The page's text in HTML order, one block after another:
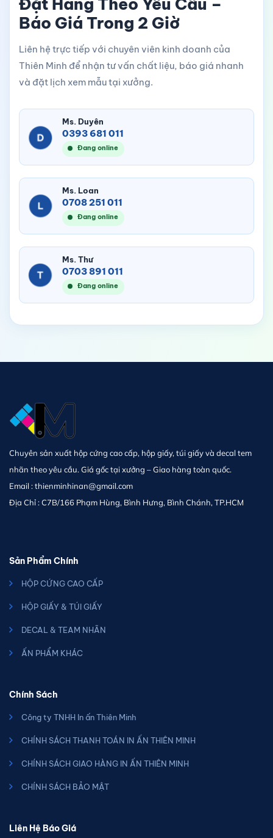
Đặt Hàng Theo Yêu Cầu –
Báo Giá Trong 2 Giờ
Liên hệ trực tiếp với chuyên viên kinh doanh của
Thiên Minh để nhận tư vấn chất liệu, báo giá nhanh
và đặt lịch xem mẫu tại xưởng.
Ms. Duyên
0393 681 011
Đang online
Ms. Loan
0708 251 011
Đang online
Ms. Thư
0703 891 011
Đang online
Chuyên sản xuất hộp cứng cao cấp, hộp giấy, túi giấy và decal tem
nhãn theo yêu cầu. Giá gốc tại xưởng – Giao hàng toàn quốc.
Email :thienminhinan@gmail.com
Địa Chỉ : C7B/166 Phạm Hùng, Bình Hưng, Bình Chánh, TP.HCM
Sản Phẩm Chính
HỘP CỨNG CAO CẤP
HỘP GIẤY & TÚI GIẤY
DECAL & TEAM NHÃN
ẤN PHẨM KHÁC
Chính Sách
Công ty TNHH In ấn Thiên Minh
CHÍNH SÁCH THANH TOÁN IN ẤN THIÊN MINH
CHÍNH SÁCH GIAO HÀNG IN ẤN THIÊN MINH
CHÍNH SÁCH BẢO MẬT
Liên Hệ Báo Giá